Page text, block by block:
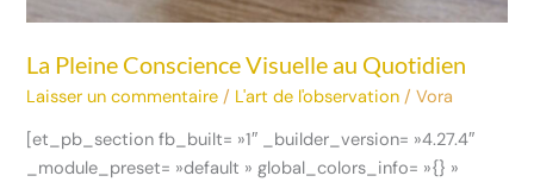
La Pleine Conscience Visuelle au Quotidien
Laisser un commentaire / L'art de l'observation /Vora
[et_pb_section fb_built= »1″ _builder_version= »4.27.4″
_module_preset= »default » global_colors_info= »{} »